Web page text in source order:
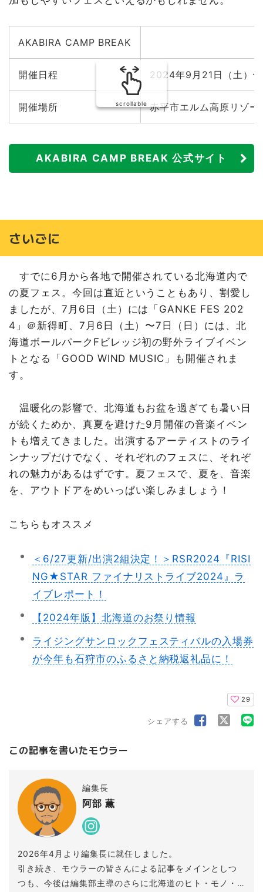
AKABIRA CAMP BREAK
開催日程 2024年9月21日（土）
開催場所 赤平市エルム高原リゾ
scrollable
AKABIRA CAMP BREAK 公式サイト
さいごに
すでに6月から各地で開催されている北海道内で
の夏フェス。今回は直近ということもあり、割愛し
ましたが、7月6日（土）には「GANKE FES 202
4」＠新得町、7月6日（土）〜7日（日）には、北
海道ボールパークFビレッジ初の野外ライブイベン
トとなる「GOOD WIND MUSIC」も開催されま
す。
温暖化の影響で、北海道もお盆を過ぎても暑い日
が続くためか、真夏を避けた9月開催の音楽イベン
トも増えてきました。出演するアーティストのライ
ンナップだけでなく、それぞれのフェスに、それぞ
れの魅力があるはずです。夏フェスで、夏を、音楽
を、アウトドアをめいっぱい楽しみましょう！
こちらもオススメ
＜6/27更新/出演2組決定！＞RSR2024『RISI
NG★STAR ファイナリストライブ2024』ラ
イブレポート！
【2024年版】北海道のお祭り情報
ライジングサンロックフェスティバルの入場券
が今年も石狩市のふるさと納税返礼品に！
29
シェアする
この記事を書いたモウラー
編集長
阿部 薫
2026年4月より編集長に就任しました。
引き続き、モウラーの皆さんによる記事をメインとしつ
つも、今後は編集部主導のさらに北海道のヒト・モノ・